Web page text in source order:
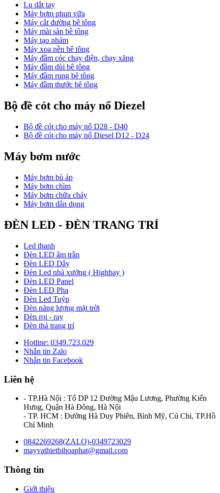
Lu dắt tay
Máy bơm phun vữa
Máy cắt đường bê tông
Máy mài sàn bê tông
Máy tạo nhám
Máy xoa nền bê tông
Máy đầm cóc chạy điện, chạy xăng
Máy đầm dùi bê tông
Máy đầm rung bê tông
Máy đầm thước bê tông
Bộ đề cót cho máy nổ Diezel
Bộ đề cót cho máy nổ D28 - D40
Bộ đề cót cho máy nổ Diesel D12 - D24
Máy bơm nước
Máy bơm bù áp
Máy bơm chìm
Máy bơm chữa cháy
Máy bơm dân dụng
ĐÈN LED - ĐÈN TRANG TRÍ
Led thanh
Đèn LED âm trần
Đèn LED Dây
Đèn Led nhà xưởng ( Highbay )
Đèn LED Panel
Đèn LED Pha
Đèn Led Tuýp
Đèn năng lượng mặt trời
Đèn rọi - ray
Đèn thả trang trí
Hotline: 0349.723.029
Nhắn tin Zalo
Nhắn tin Facebook
Liên hệ
- TP.Hà Nội : Tổ DP 12 Đường Mậu Lương, Phường Kiến
Hưng, Quận Hà Đông, Hà Nội
- TP. HCM : Đường Hà Duy Phiên, Bình Mỹ, Củ Chi, TP.Hồ
Chí Minh
0842269268(ZALO)-0349723029
mayvathietbihoaphat@gmail.com
Thông tin
Giới thiệu